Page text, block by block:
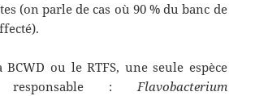
(on parle de cas où 90 % du banc de
ou le RTFS, une seule espèce
responsable : Flavobacterium